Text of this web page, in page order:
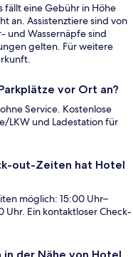
fällt eine Gebühr in Höhe
an. Assistenztiere sind von
und Wassernäpfe sind
gelten. Für weitere
vor Ort an?
Service. Kostenlose
LKW und Ladestation für
out-Zeiten hat Hotel
möglich: 15:00 Uhr–
Uhr. Ein kontaktloser Check-